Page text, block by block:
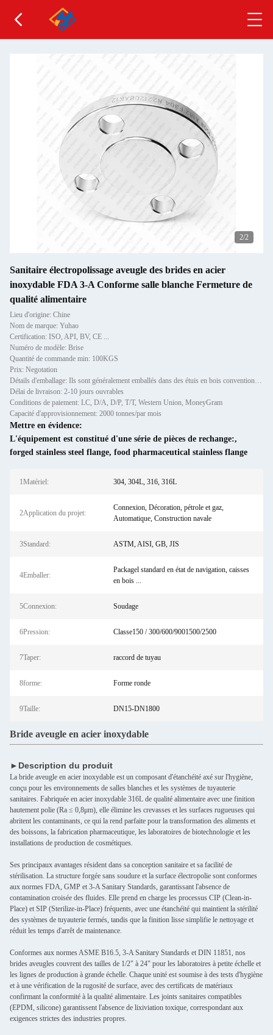
1/2
Sanitaire électropolissage aveugle des brides en acier
inoxydable FDA 3-A Conforme salle blanche Fermeture de
qualité alimentaire
Lieu d'origine: Chine
Nom de marque: Yuhao
Certification: ISO, API, BV, CE ...
Numéro de modèle: Brise
Quantité de commande min: 100KGS
Prix: Negotation
Détails d'emballage: Ils sont généralement emballés dans des étuis en bois conventionnels.
Délai de livraison: 2-10 jours ouvrables
Conditions de paiement: LC, D/A, D/P, T/T, Western Union, MoneyGram
Capacité d'approvisionnement: 2000 tonnes/par mois
Mettre en évidence:
L'équipement est constitué d'une série de pièces de rechange:,
forged stainless steel flange, food pharmaceutical stainless flange
1Matériel: 304, 304L, 316, 316L
2Application du projet:
Connexion, Décoration, pétrole et gaz,
Automatique, Construction navale
3Standard: ASTM, AISI, GB, JIS
4Emballer:
Packagel standard en état de navigation, caisses
en bois ...
5Connexion: Soudage
6Pression: Classe150 / 300/600/9001500/2500
7Taper: raccord de tuyau
8forme: Forme ronde
9Taille: DN15-DN1800
Bride aveugle en acier inoxydable
►Description du produit
La bride aveugle en acier inoxydable est un composant d'étanchéité axé sur l'hygiène,
conçu pour les environnements de salles blanches et les systèmes de tuyauterie
sanitaires. Fabriquée en acier inoxydable 316L de qualité alimentaire avec une finition
hautement polie (Ra ≤ 0,8μm), elle élimine les crevasses et les surfaces rugueuses qui
abritent les contaminants, ce qui la rend parfaite pour la transformation des aliments et
des boissons, la fabrication pharmaceutique, les laboratoires de biotechnologie et les
installations de production de cosmétiques.
Ses principaux avantages résident dans sa conception sanitaire et sa facilité de
stérilisation. La structure forgée sans soudure et la surface électropolie sont conformes
aux normes FDA, GMP et 3-A Sanitary Standards, garantissant l'absence de
contamination croisée des fluides. Elle prend en charge les processus CIP (Clean-in-
Place) et SIP (Sterilize-in-Place) fréquents, avec une étanchéité qui maintient la stérilité
des systèmes de tuyauterie fermés, tandis que la finition lisse simplifie le nettoyage et
réduit les temps d'arrêt de maintenance.
Conformes aux normes ASME B16.5, 3-A Sanitary Standards et DIN 11851, nos
brides aveugles couvrent des tailles de 1/2" à 24" pour les laboratoires à petite échelle et
les lignes de production à grande échelle. Chaque unité est soumise à des tests d'hygiène
et à une vérification de la rugosité de surface, avec des certificats de matériaux
confirmant la conformité à la qualité alimentaire. Les joints sanitaires compatibles
(EPDM, silicone) garantissent l'absence de lixiviation toxique, correspondant aux
exigences strictes des industries propres.